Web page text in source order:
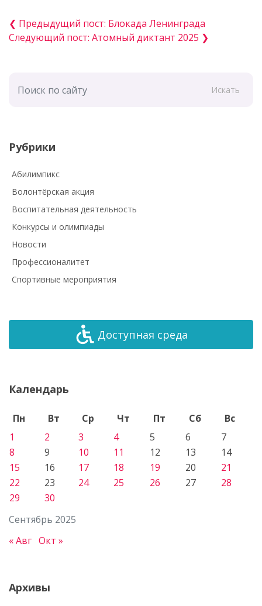
❮ Предыдущий пост: Блокада Ленинграда
Следующий пост: Атомный диктант 2025 ❯
Искать
Рубрики
Абилимпикс
Волонтёрская акция
Воспитательная деятельность
Конкурсы и олимпиады
Новости
Профессионалитет
Спортивные мероприятия
Доступная среда
Календарь
Сентябрь 2025
Пн Вт Ср Чт Пт Сб
Вс
1
2 3 4 5 6
7
8
9 10 11 12 13
14
15
16 17 18 19 20
21
22
23 24 25 26 27
28
29
30
« Авг Окт »
Архивы